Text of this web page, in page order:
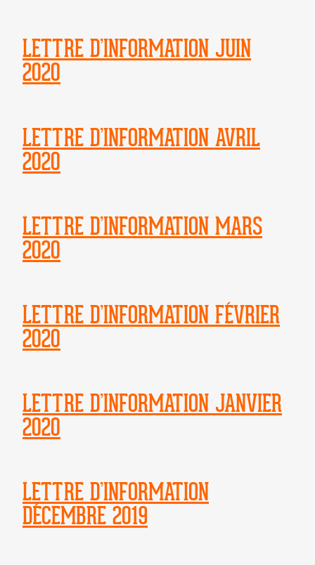
LETTRE D’INFORMATION JUIN
2020
LETTRE D’INFORMATION AVRIL
2020
LETTRE D’INFORMATION MARS
2020
LETTRE D’INFORMATION FÉVRIER
2020
LETTRE D’INFORMATION JANVIER
2020
LETTRE D’INFORMATION
DÉCEMBRE 2019